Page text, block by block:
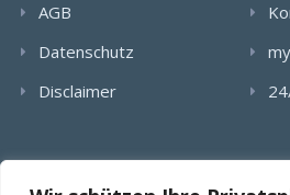
AGB
Datenschutz
Disclaimer